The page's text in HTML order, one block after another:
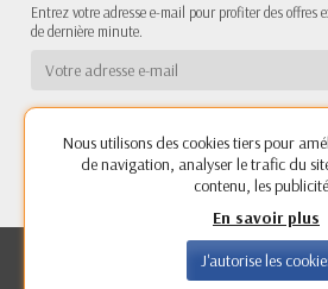
Entrez votre adresse e-mail pour profiter des offres
de dernière minute.
Copyright © 2026 -
d'accessoires pour véhicules de
Nous utilisons des cookies tiers pour
de navigation, analyser le trafic du
contenu, les
En savoir plus
J'autorise les